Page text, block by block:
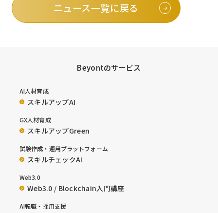
ニュース一覧に戻る
Beyontのサービス
AI人材育成
スキルアップAI
GX人材育成
スキルアップGreen
試験作成・運用プラットフォーム
スキルチェックAI
Web3.0
Web3.0 / Blockchain入門講座
AI転職・採用支援